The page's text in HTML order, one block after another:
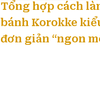
Tổng hợp cách
bánh Korokke
đơn giản “ngon